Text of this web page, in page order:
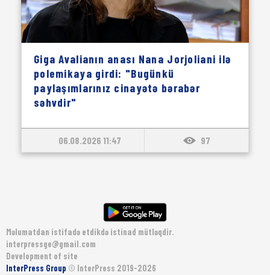
Giga Avalianın anası Nana Jorjoliani ilə
polemikaya girdi: "Bugünkü
paylaşımlarınız cinayətə bərabər
səhvdir"
06.08.2026 11:47 97
Məlumatdan istifadə etdikdə istinad mütləqdir.
interpressge@gmail.com
Development of site
InterPress Group © InterPress 2019-2026